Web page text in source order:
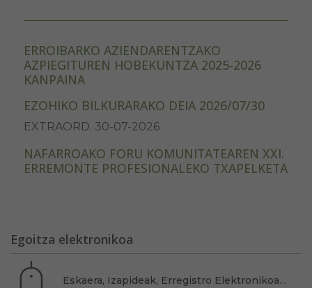
ERROIBARKO AZIENDARENTZAKO
AZPIEGITUREN HOBEKUNTZA 2025-2026
KANPAINA
EZOHIKO BILKURARAKO DEIA 2026/07/30
EXTRAORD. 30-07-2026
NAFARROAKO FORU KOMUNITATEAREN XXI.
ERREMONTE PROFESIONALEKO TXAPELKETA
Egoitza elektronikoa
Eskaera, Izapideak, Erregistro Elektronikoa…